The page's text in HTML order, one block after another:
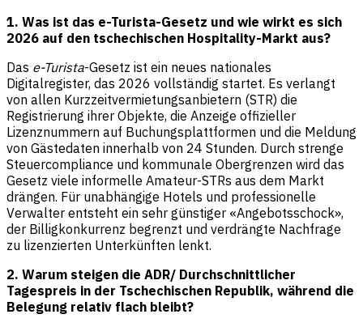
1. Was ist das e-Turista-Gesetz und wie wirkt es sich
2026 auf den tschechischen Hospitality-Markt aus?
Das e-Turista-Gesetz ist ein neues nationales
Digitalregister, das 2026 vollständig startet. Es verlangt
von allen Kurzzeitvermietungsanbietern (STR) die
Registrierung ihrer Objekte, die Anzeige offizieller
Lizenznummern auf Buchungsplattformen und die Meldung
von Gästedaten innerhalb von 24 Stunden. Durch strenge
Steuercompliance und kommunale Obergrenzen wird das
Gesetz viele informelle Amateur-STRs aus dem Markt
drängen. Für unabhängige Hotels und professionelle
Verwalter entsteht ein sehr günstiger «Angebotsschock»,
der Billigkonkurrenz begrenzt und verdrängte Nachfrage
zu lizenzierten Unterkünften lenkt.
2. Warum steigen die ADR/ Durchschnittlicher
Tagespreis in der Tschechischen Republik, während die
Belegung relativ flach bleibt?